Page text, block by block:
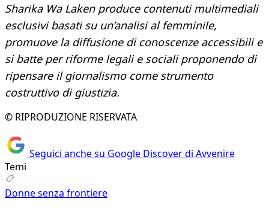
Sharika Wa Laken produce contenuti multimediali
esclusivi basati su un’analisi al femminile,
promuove la diffusione di conoscenze accessibili e
si batte per riforme legali e sociali proponendo di
ripensare il giornalismo come strumento
costruttivo di giustizia.
© RIPRODUZIONE RISERVATA
Seguici anche su Google Discover di Avvenire
Temi
Donne senza frontiere